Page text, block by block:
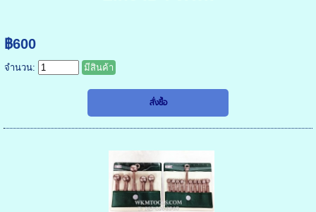
฿600
จำนวน: มีสินค้า